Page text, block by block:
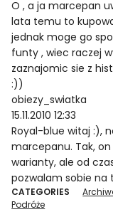
O , a ja marcepan
lata temu to
jednak moge go
funty , wiec raczej
zaznajomic sie z
:))
obiezy_swiatka
15.11.2010 12:33
Royal-blue witaj :),
marcepanu. Tak,
warianty, ale od
pozwalam sobie na
CATEGORIES
Podróże